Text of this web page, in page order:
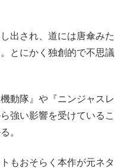
出され、道には唐傘みた
とにかく独創的で不思議
動隊』や『ニンジャスレ
強い影響を受けているこ
。
もおそらく本作が元ネタ